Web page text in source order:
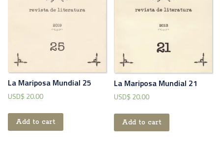
La Mariposa Mundial 25
USD$ 20.00
Add to cart
La Mariposa Mundial 21
USD$ 20.00
Add to cart